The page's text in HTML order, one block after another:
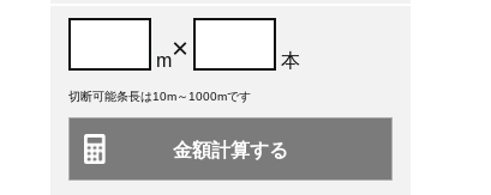
m× 本
切断可能条長は10m～1000mです